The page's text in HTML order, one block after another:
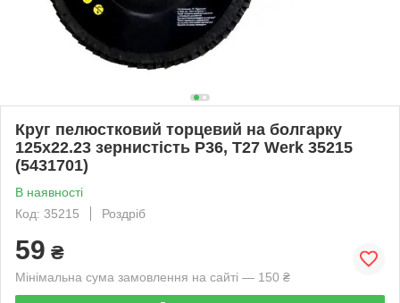
Круг пелюстковий торцевий на болгарку
125х22.23 зернистість Р36, Т27 Werk 35215
(5431701)
В наявності
Код: 35215
Роздріб
59 ₴
Мінімальна сума замовлення на сайті — 150 ₴